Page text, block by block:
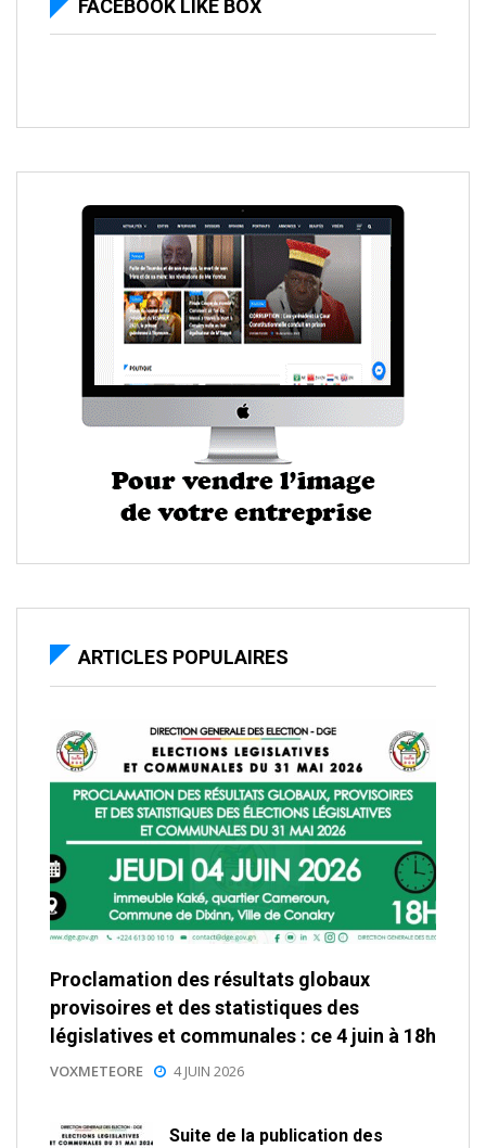
FACEBOOK LIKE BOX
ARTICLES POPULAIRES
Proclamation des résultats globaux
provisoires et des statistiques des
législatives et communales : ce 4 juin à 18h
VOXMETEORE 4 JUIN 2026
Suite de la publication des